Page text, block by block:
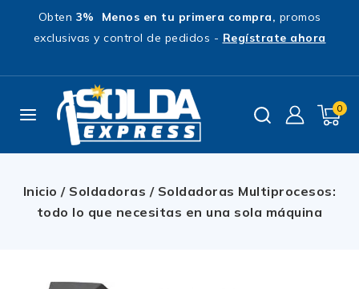
Obten 3% Menos en tu primera compra, promos
exclusivas y control de pedidos - Regístrate ahora
0
Inicio / Soldadoras / Soldadoras Multiprocesos:
todo lo que necesitas en una sola máquina